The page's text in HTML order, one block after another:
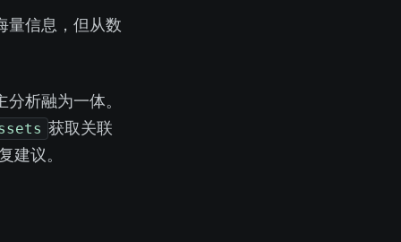
出海量信息，但从数
主分析融为一体。
获取关联
建议。